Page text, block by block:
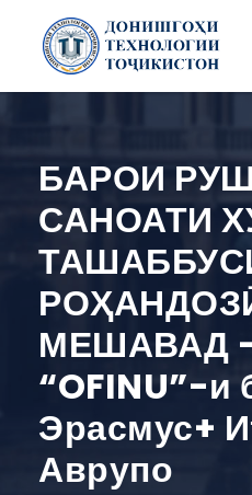
БАРОИ
САНОАТИ
МЕШАВАД
“OFINU”-и
Эрасмус+
Аврупо